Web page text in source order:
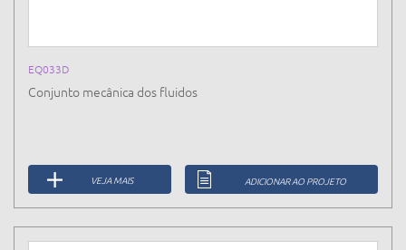
EQ033D
Conjunto mecânica dos fluidos
VEJA MAIS ADICIONAR AO PROJETO